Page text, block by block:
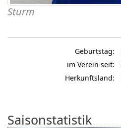
Sturm
Geburtstag:
im Verein seit:
Herkunftsland:
Saisonstatistik